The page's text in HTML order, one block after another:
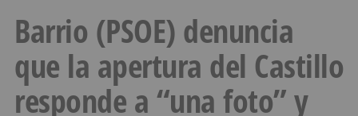
Barrio (PSOE) denuncia
que la apertura del Castillo
responde a “una foto” y